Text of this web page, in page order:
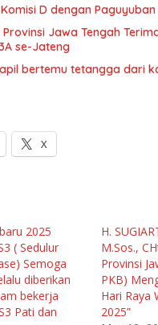
Komisi D dengan
Provinsi Jawa Tengah
se-Jateng
bertemu tetangga dari
X
2025
( Sedulur
Semoga
diberikan
bekerja
Pati dan
H.
M.Sos.,
Provinsi
PKB)
Hari Raya
2025”